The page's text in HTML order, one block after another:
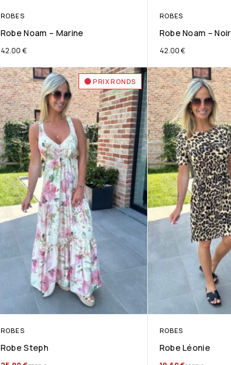
ROBES
Robe Noam – Marine
42.00 €
ROBES
Robe Noam – Noir
42.00€
PRIX RONDS
ROBES
Robe Steph
ROBES
Robe Léonie